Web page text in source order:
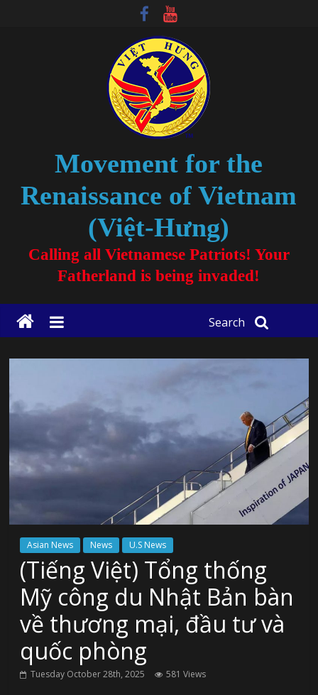
Movement for the
Renaissance of Vietnam
(Việt-Hưng)
Calling all Vietnamese Patriots! Your
Fatherland is being invaded!
Search
Asian News News U.S News
(Tiếng Việt) Tổng thống
Mỹ công du Nhật Bản bàn
về thương mại, đầu tư và
quốc phòng
Tuesday October 28th, 2025 581 Views